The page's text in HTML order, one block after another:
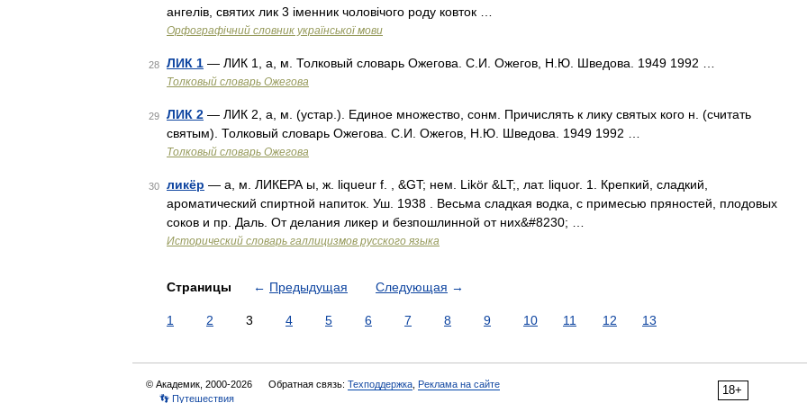
ангелів, святих лик 3 іменник чоловічого роду ковток …
Орфографічний словник української мови
28 ЛИК 1 — ЛИК 1, а, м. Толковый словарь Ожегова. С.И. Ожегов, Н.Ю. Шведова. 1949 1992 …
Толковый словарь Ожегова
29 ЛИК 2 — ЛИК 2, а, м. (устар.). Единое множество, сонм. Причислять к лику святых кого н. (считать
святым). Толковый словарь Ожегова. С.И. Ожегов, Н.Ю. Шведова. 1949 1992 …
Толковый словарь Ожегова
30 ликёр — а, м. ЛИКЕРА ы, ж. liqueur f. , &GT; нем. Likör &LT;, лат. liquor. 1. Крепкий, сладкий,
ароматический спиртной напиток. Уш. 1938 . Весьма сладкая водка, с примесью пряностей, плодовых
соков и пр. Даль. От делания ликер и безпошлинной от них&#8230; …
Исторический словарь галлицизмов русского языка
Страницы ← Предыдущая Следующая →
1 2 3 4 5 6 7 8 9 10 11 12 13
18+
© Академик, 2000-2026 Обратная связь: Техподдержка Реклама на сайте
👣 Путешествия